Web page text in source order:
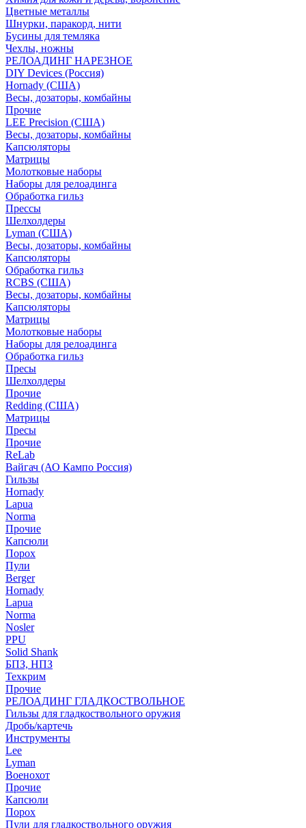
Цветные металлы
Шнурки, паракорд, нити
Бусины для темляка
Чехлы, ножны
РЕЛОАДИНГ НАРЕЗНОЕ
DIY Devices (Россия)
Hornady (США)
Весы, дозаторы, комбайны
Прочие
LEE Precision (США)
Весы, дозаторы, комбайны
Капсюляторы
Матрицы
Молотковые наборы
Наборы для релоадинга
Обработка гильз
Преcсы
Шелхолдеры
Lyman (США)
Весы, дозаторы, комбайны
Капсюляторы
Обработка гильз
RCBS (США)
Весы, дозаторы, комбайны
Капсюляторы
Матрицы
Молотковые наборы
Наборы для релоадинга
Обработка гильз
Пресы
Шелхолдеры
Прочие
Redding (США)
Матрицы
Пресы
Прочие
ReLab
Вайгач (АО Кампо Россия)
Гильзы
Hornady
Lapua
Norma
Прочие
Капсюли
Порох
Пули
Berger
Hornady
Lapua
Norma
Nosler
PPU
Solid Shank
БПЗ, НПЗ
Техкрим
Прочие
РЕЛОАДИНГ ГЛАДКОСТВОЛЬНОЕ
Гильзы для гладкоствольного оружия
Дробь/картечь
Инструменты
Lee
Lyman
Военохот
Прочие
Капсюли
Порох
Пули для гладкоствольного оружия